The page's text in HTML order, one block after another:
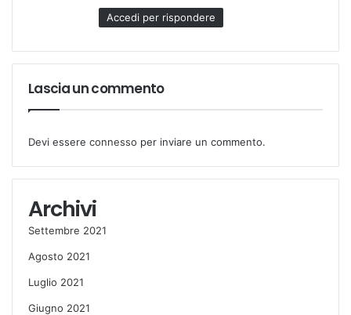
o
:
Accedi per rispondere
Lascia un commento
Devi essere connesso per inviare un commento.
Archivi
Settembre 2021
Agosto 2021
Luglio 2021
Giugno 2021